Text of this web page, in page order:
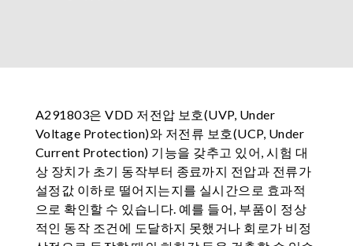
A291803은 VDD 저전압 보호(UVP, Under
Voltage Protection)와 저전류 보호(UCP, Under
Current Protection) 기능을 갖추고 있어, 시험 대
상 장치가 초기 동작부터 종료까지 전압과 전류가
설정값 이하로 떨어지는지를 실시간으로 효과적
으로 확인할 수 있습니다. 예를 들어, 부품이 정상
적인 동작 조건에 도달하지 못했거나 회로가 비정